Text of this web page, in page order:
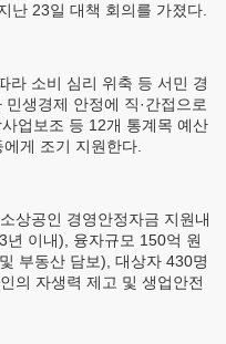
난 23일 대책 회의를 가졌다.
라 소비 심리 위축 등 서민 경
생경제 안정에 직·간접으로
업보조 등 12개 통계목 예산
게 조기 지원한다.
상공인 경영안정자금 지원내
년 이내), 융자규모 150억 원
부동산 담보), 대상자 430명
의 자생력 제고 및 생업안전